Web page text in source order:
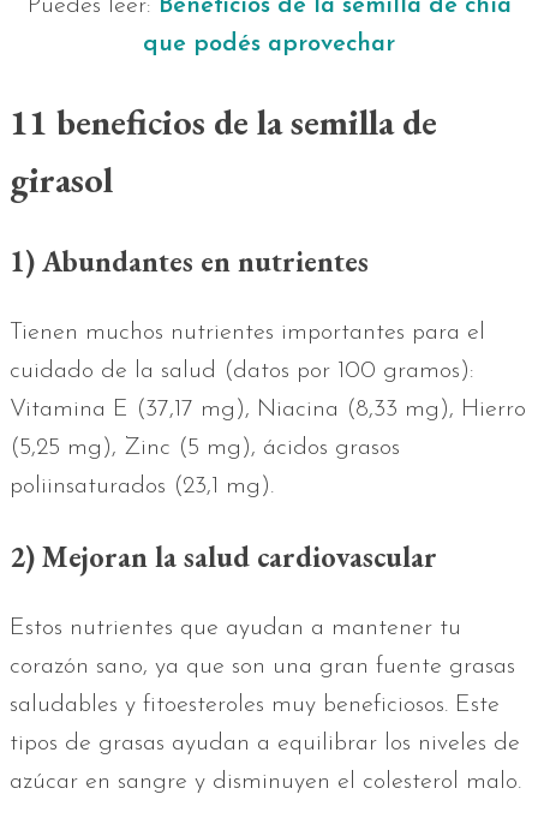
Puedes leer: Beneficios de la semilla de chía
que podés aprovechar
11 beneficios de la semilla de
girasol
1) Abundantes en nutrientes
Tienen muchos nutrientes importantes para el
cuidado de la salud (datos por 100 gramos):
Vitamina E (37,17 mg), Niacina (8,33 mg), Hierro
(5,25 mg), Zinc (5 mg), ácidos grasos
poliinsaturados (23,1 mg).
2) Mejoran la salud cardiovascular
Estos nutrientes que ayudan a mantener tu
corazón sano, ya que son una gran fuente grasas
saludables y fitoesteroles muy beneficiosos. Este
tipos de grasas ayudan a equilibrar los niveles de
azúcar en sangre y disminuyen el colesterol malo.